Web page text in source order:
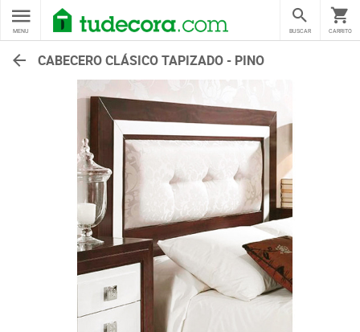
MENU CARRITO
BUSCAR
CABECERO CLÁSICO TAPIZADO - PINO